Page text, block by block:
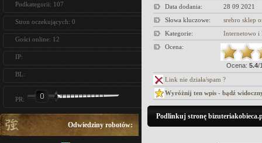
Podkategorii: 107
Stron oczekujących: 0
Gości online: 12
IP:
BL:
PR:
Odwiedziny robotów:
Data dodania:
28 09 2021
Słowa kluczowe:
srebro sklep
Kategorie:
Internetowo i
Ocena:
Ocena: 5.4/
Link nie działa/spam ?
Wyróżnij ten wpis - bądź
Podlinkuj stronę